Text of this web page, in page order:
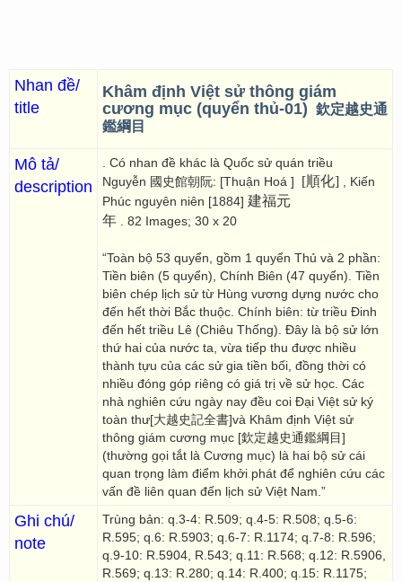
Nhan đề/
title
Khâm định Việt sử thông giám
cương mục (quyển thủ-01) 欽定越史通
鑑綱目
Mô tả/
description
. Có nhan đề khác là Quốc sử quán triều
Nguyễn 國史館朝阮: [Thuận Hoá ]
[順化] , Kiến
Phúc nguyên niên [1884] 建福元
年 . 82 Images; 30 x 20
“Toàn bộ 53 quyển, gồm 1 quyển Thủ và 2 phần:
Tiền biên (5 quyển), Chính Biên (47 quyển). Tiền
biên chép lịch sử từ Hùng vương dựng nước cho
đến hết thời Bắc thuộc. Chính biên: từ triều Đinh
đến hết triều Lê (Chiêu Thống). Đây là bộ sử lớn
thứ hai của nước ta, vừa tiếp thu được nhiều
thành tựu của các sử gia tiền bối, đồng thời có
nhiều đóng góp riêng có giá trị về sử học. Các
nhà nghiên cứu ngày nay đều coi Đại Việt sử ký
toàn thư[大越史記全書]và Khâm định Việt sử
thông giám cương mục [欽定越史通鑑綱目]
(thường gọi tắt là Cương mục) là hai bộ sử cái
quan trọng làm điểm khởi phát để nghiên cứu các
vấn đề liên quan đến lịch sử Việt Nam.”
Ghi chú/
note
Trùng bản: q.3-4: R.509; q.4-5: R.508; q.5-6:
R.595; q.6: R.5903; q.6-7: R.1174; q.7-8: R.596;
q.9-10: R.5904, R.543; q.11: R.568; q.12: R.5906,
R.569; q.13: R.280; q.14: R.400; q.15: R.1175;